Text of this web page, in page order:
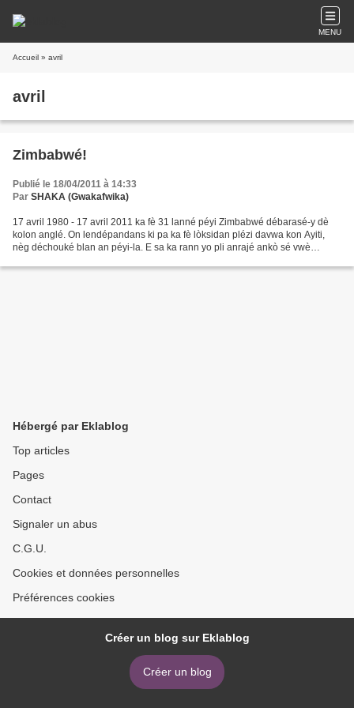
MENU
Accueil » avril
avril
Zimbabwé!
Publié le 18/04/2011 à 14:33
Par SHAKA (Gwakafwika)
17 avril 1980 - 17 avril 2011 ka fè 31 lanné péyi Zimbabwé débarasé-y dè
kolon anglé. On lendépandans ki pa ka fè lòksidan plézi davwa kon Ayiti,
nèg déchouké blan an péyi-la. E sa ka rann yo pli anrajé ankò sé vwè
Hébergé par Eklablog
Top articles
Pages
Contact
Signaler un abus
C.G.U.
Cookies et données personnelles
Préférences cookies
Créer un blog sur Eklablog
Créer un blog